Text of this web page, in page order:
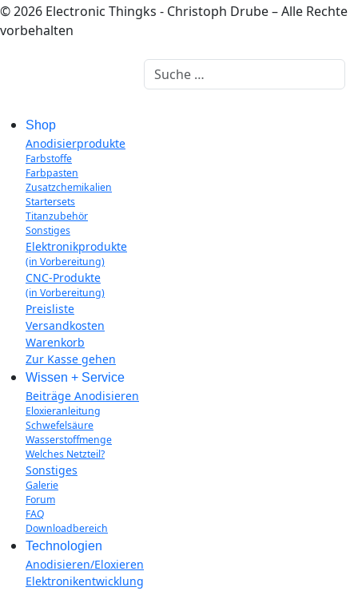
© 2026 Electronic Thingks - Christoph Drube – Alle Rechte
vorbehalten
Suchen
Shop
Anodisierprodukte
Farbstoffe
Farbpasten
Zusatzchemikalien
Startersets
Titanzubehör
Sonstiges
Elektronikprodukte
(in Vorbereitung)
CNC-Produkte
(in Vorbereitung)
Preisliste
Versandkosten
Warenkorb
Zur Kasse gehen
Wissen + Service
Beiträge Anodisieren
Eloxieranleitung
Schwefelsäure
Wasserstoffmenge
Welches Netzteil?
Sonstiges
Galerie
Forum
FAQ
Downloadbereich
Technologien
Anodisieren/Eloxieren
Elektronikentwicklung